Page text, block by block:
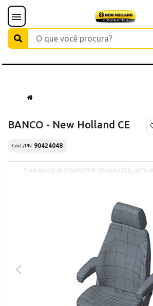
BANCO - New Holland CE
Cód./PN 90424048